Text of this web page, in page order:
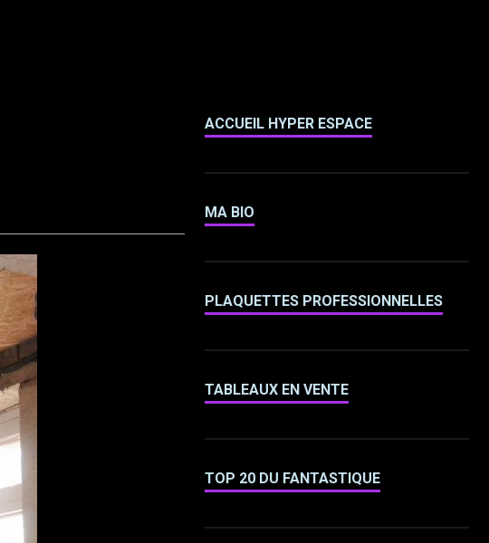
ACCUEIL HYPER ESPACE
MA BIO
PLAQUETTES PROFESSIONNELLES
TABLEAUX EN VENTE
TOP 20 DU FANTASTIQUE